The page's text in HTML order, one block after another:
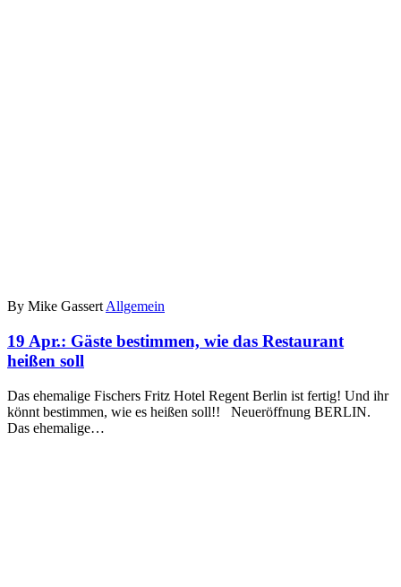
By Mike Gassert Allgemein
19 Apr.: Gäste bestimmen, wie das Restaurant
heißen soll
Das ehemalige Fischers Fritz Hotel Regent Berlin ist fertig! Und ihr
könnt bestimmen, wie es heißen soll!! Neueröffnung BERLIN.
Das ehemalige…